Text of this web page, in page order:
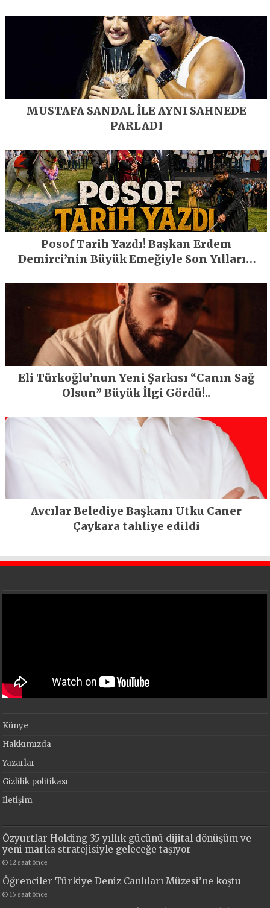
MUSTAFA SANDAL İLE AYNI SAHNEDE
PARLADI
Posof Tarih Yazdı! Başkan Erdem
Demirci’nin Büyük Emeğiyle Son Yılların
Eli Türkoğlu’nun Yeni Şarkısı “Canın Sağ
Olsun” Büyük İlgi Gördü!..
Avcılar Belediye Başkanı Utku Caner
Çaykara tahliye edildi
Künye
Hakkımızda
Yazarlar
Gizlilik politikası
İletişim
Özyurtlar Holding 35 yıllık gücünü dijital dönüşüm ve
yeni marka stratejisiyle geleceğe taşıyor
12 saat önce
Öğrenciler Türkiye Deniz Canlıları Müzesi’ne koştu
15 saat önce